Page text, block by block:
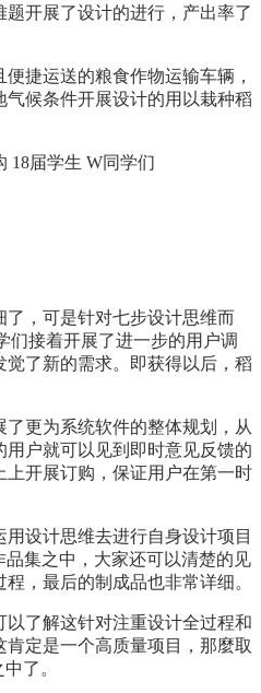
开展了设计的进行，产出率了
捷运送的粮食作物运输车辆，
候条件开展设计的用以栽种稻
18届学生 W同学们
，可是针对七步设计思维而
们接着开展了进一步的用户调
了新的需求。即获得以后，稻
更为系统软件的整体规划，从
户就可以见到即时意见反馈的
开展订购，保证用户在第一时
设计思维去进行自身设计项目
集之中，大家还可以清楚的见
，最后的制成品也非常详细。
了解这针对注重设计全过程和
定是一个高质量项目，那麼取
了。